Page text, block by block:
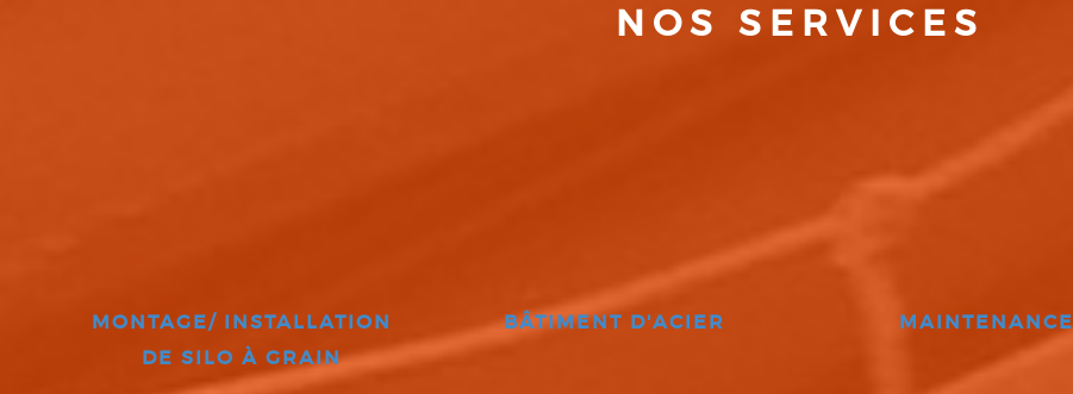
NOS SERVICES
MONTAGE/ INSTALLATION
DE SILO À GRAIN
BÂTIMENT D'ACIER MAINTENANCE